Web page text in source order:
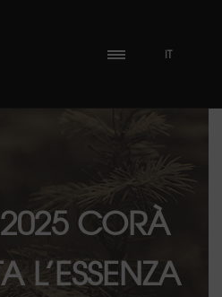
IT
CORÀ
L’ESSENZA